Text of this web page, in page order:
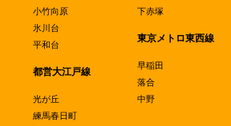
小竹向原
氷川台
平和台
都営大江戸線
光が丘
練馬春日町
下赤塚
東京メトロ東西線
早稲田
落合
中野